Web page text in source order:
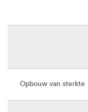
Opbouw van sterkte